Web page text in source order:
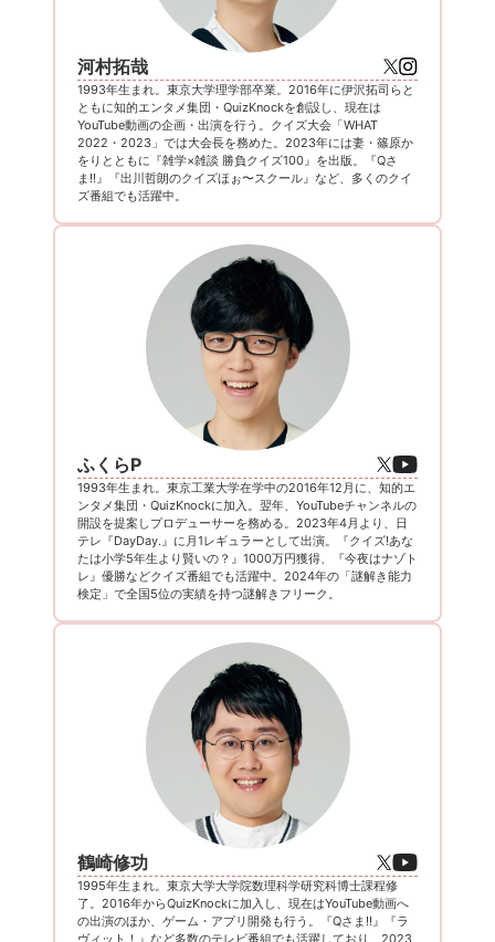
河村拓哉
1993年生まれ。東京大学理学部卒業。2016年に伊沢拓司らと
ともに知的エンタメ集団・QuizKnockを創設し、現在は
YouTube動画の企画・出演を行う。クイズ大会「WHAT
2022・2023」では大会長を務めた。2023年には妻・篠原か
をりとともに『雑学×雑談 勝負クイズ100』を出版。『Qさ
ま!!』『出川哲朗のクイズほぉ〜スクール』など、多くのクイ
ズ番組でも活躍中。
ふくらP
1993年生まれ。東京工業大学在学中の2016年12月に、知的エ
ンタメ集団・QuizKnockに加入。翌年、YouTubeチャンネルの
開設を提案しプロデューサーを務める。2023年4月より、日
テレ『DayDay.』に月1レギュラーとして出演。『クイズ!あな
たは小学5年生より賢いの？』1000万円獲得、『今夜はナゾト
レ』優勝などクイズ番組でも活躍中。2024年の「謎解き能力
検定」で全国5位の実績を持つ謎解きフリーク。
鶴崎修功
1995年生まれ。東京大学大学院数理科学研究科博士課程修
了。2016年からQuizKnockに加入し、現在はYouTube動画へ
の出演のほか、ゲーム・アプリ開発も行う。『Qさま!!』『ラ
ヴィット！』など多数のテレビ番組でも活躍しており、2023